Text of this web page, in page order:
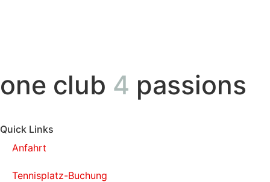
one club 4 passions
Quick Links
Anfahrt
Tennisplatz-Buchung